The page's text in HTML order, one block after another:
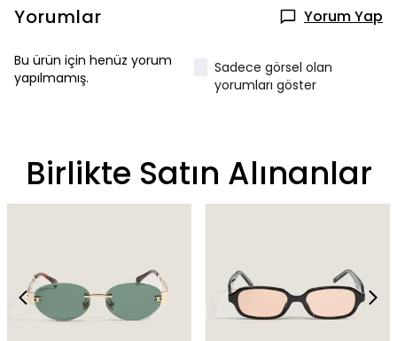
Yorumlar Yorum Yap
Bu ürün için henüz yorum
yapılmamış.
Sadece görsel olan
yorumları göster
Birlikte Satın Alınanlar